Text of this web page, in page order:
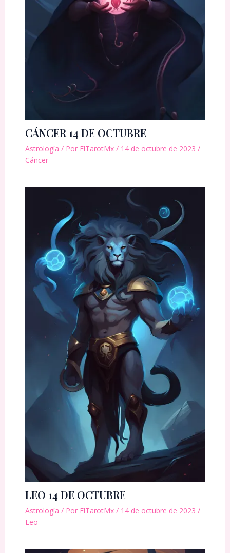
CÁNCER 14 DE OCTUBRE
Astrología / Por ElTarotMx / 14 de octubre de 2023 /
Cáncer
LEO 14 DE OCTUBRE
Astrología / Por ElTarotMx / 14 de octubre de 2023 /
Leo